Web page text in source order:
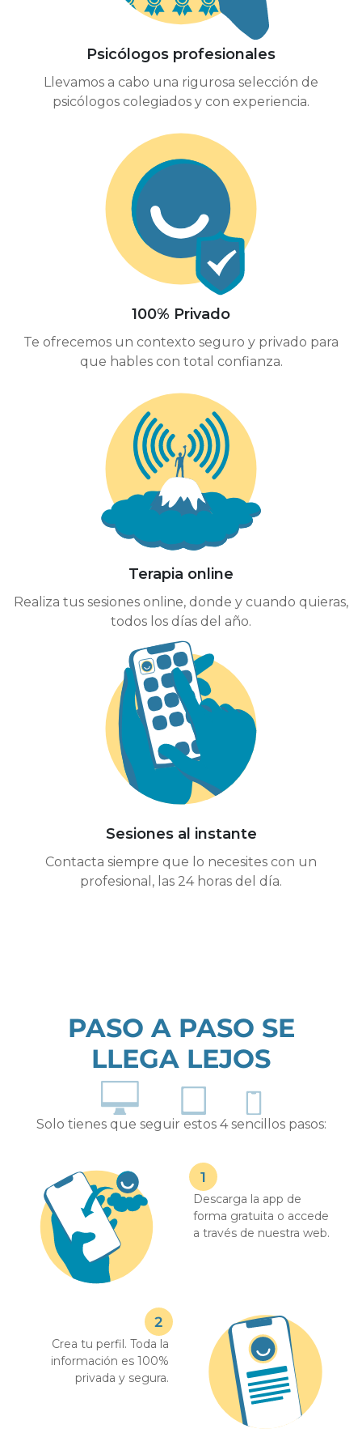
Psicólogos profesionales
Llevamos a cabo una rigurosa selección de
psicólogos colegiados y con experiencia.
100% Privado
Te ofrecemos un contexto seguro y privado para
que hables con total confianza.
Terapia online
Realiza tus sesiones online, donde y cuando quieras,
todos los días del año.
Sesiones al instante
Contacta siempre que lo necesites con un
profesional, las 24 horas del día.
PASO A PASO SE
LLEGA LEJOS
Solo tienes que seguir estos 4 sencillos pasos:
Descarga la app de
forma gratuita o accede
a través de nuestra web.
Crea tu perfil. Toda la
información es 100%
privada y segura.